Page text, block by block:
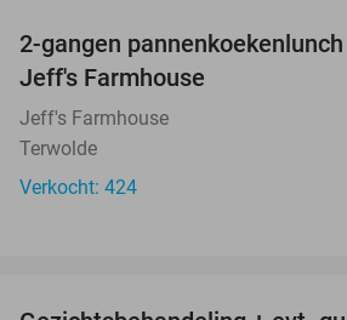
2-gangen
Jeff's Farmhouse
Jeff's Farmhouse
Terwolde
Verkocht: 424